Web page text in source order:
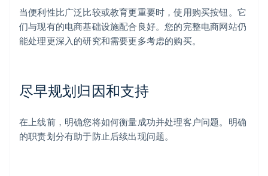
当便利性比广泛比较或教育更重要时，使用购买按钮。它
们与现有的电商基础设施配合良好。您的完整电商网站仍
能处理更深入的研究和需要更多考虑的购买。
尽早规划归因和支持
在上线前，明确您将如何衡量成功并处理客户问题。明确
的职责划分有助于防止后续出现问题。